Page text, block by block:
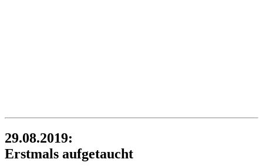
29.08.2019:
Erstmals aufgetaucht